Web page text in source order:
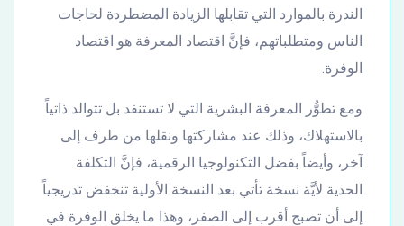
الندرة بالموارد التي تقابلها الزيادة المضطردة لحاجات
الناس ومتطلباتهم، فإنَّ اقتصاد المعرفة هو اقتصاد
الوفرة.
ومع تطوُّر المعرفة البشرية التي لا تستنفد بل تتوالد ذاتياً
بالاستهلاك، وذلك عند مشاركتها ونقلها من طرف إلى
آخر، وأيضاً بفضل التكنولوجيا الرقمية، فإنَّ التكلفة
الحدية لأيَّة نسخة تأتي بعد النسخة الأولية تنخفض تدريجياً
إلى أن تصبح أقرب إلى الصفر، وهذا ما يخلق الوفرة في